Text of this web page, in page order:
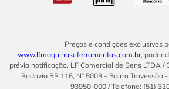
Preços e condições exclusivos
www.lfmaquinaseferramentas.com.br,
prévia notificação. LF Comercial de Bens LTDA /
Rodovia BR 116, Nº 5003 – Bairro Travessão
93950-000 / Telefone: (51)